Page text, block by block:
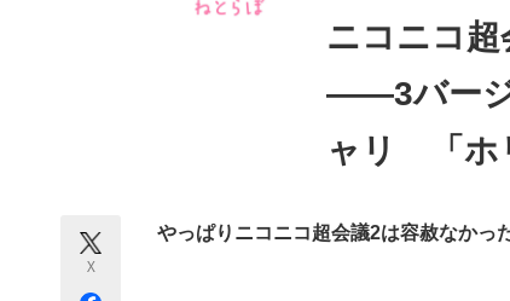
企業
ニコニコ
――3バージ
ャリ 「ホ
X
やっぱりニコニコ超会議2は容赦なかった